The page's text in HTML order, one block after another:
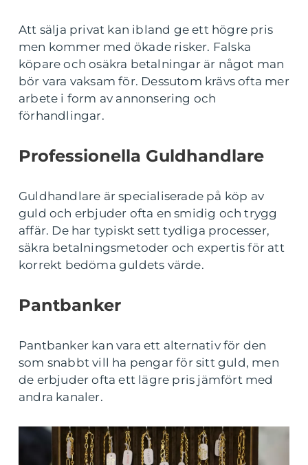
Att sälja privat kan ibland ge ett högre pris
men kommer med ökade risker. Falska
köpare och osäkra betalningar är något man
bör vara vaksam för. Dessutom krävs ofta mer
arbete i form av annonsering och
förhandlingar.
Professionella Guldhandlare
Guldhandlare är specialiserade på köp av
guld och erbjuder ofta en smidig och trygg
affär. De har typiskt sett tydliga processer,
säkra betalningsmetoder och expertis för att
korrekt bedöma guldets värde.
Pantbanker
Pantbanker kan vara ett alternativ för den
som snabbt vill ha pengar för sitt guld, men
de erbjuder ofta ett lägre pris jämfört med
andra kanaler.